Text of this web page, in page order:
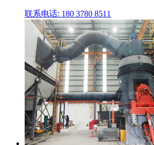
联系电话: 180 3780 8511